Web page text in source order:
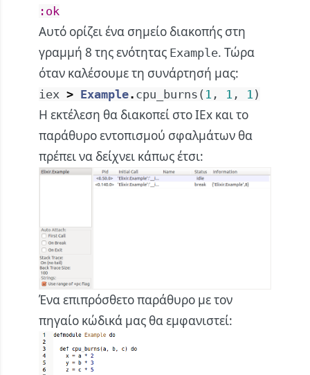
:ok
Αυτό ορίζει ένα σημείο διακοπής στη
γραμμή 8 της ενότητας Example. Τώρα
όταν καλέσουμε τη συνάρτησή μας:
iex > Example. cpu_burns ( 1 , 1 , 1 )
Η εκτέλεση θα διακοπεί στο IEx και το
παράθυρο εντοπισμού σφαλμάτων θα
πρέπει να δείχνει κάπως έτσι:
Ένα επιπρόσθετο παράθυρο με τον
πηγαίο κώδικά μας θα εμφανιστεί: